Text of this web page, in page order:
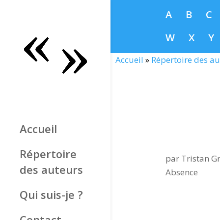
A B
C
W
X Y
Accueil
Répertoire
des auteurs
Qui suis-je ?
Accueil » Répertoire des
par Tristan
Absence